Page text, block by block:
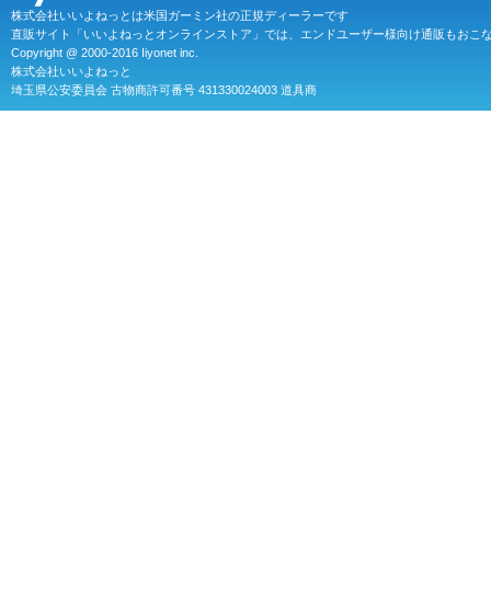
株式会社いいよねっとは米国ガーミン社の正規ディーラーです
直販サイト「いいよねっとオンラインストア」では、エンドユーザー様向け通販もおこ
Copyright @ 2000-2016 Iiyonet inc.
株式会社いいよねっと
埼玉県公安委員会 古物商許可番号 431330024003 道具商